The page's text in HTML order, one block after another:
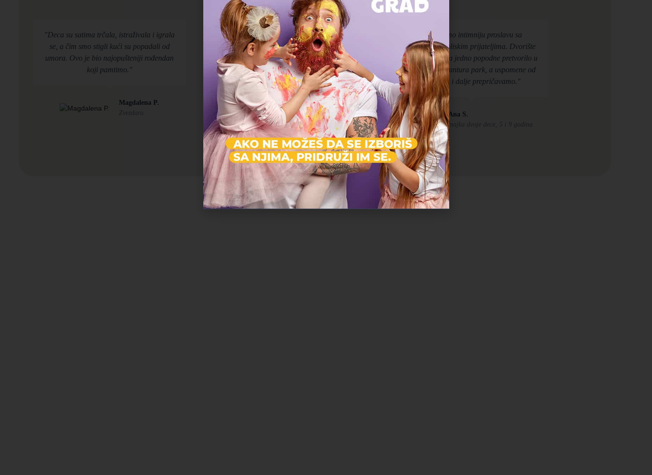
"Deca su satima trčala, istraživala i igrala
se, a čim smo stigli kući su popadali od
umora. Ovo je bio najopušteniji rođendan
koji pamtimo."
Magdalena P.
Zvezdara
"Najveća prednost bila je što nismo morali
nigde da mrdnemo. Rođendan je
organizovan u parku blizu naše zgrade,
deca su se igrala satima, a komšije i
prijatelji su mogli lako da nam se pridruže.
Baš jednostavno, opušteno i bez stresa."
Marko R.
tatasaurus
"Želeli smo intimniju proslavu sa
porodicom i bliskim prijateljima. Dvorište
vikendice se na jedno popodne pretvorilo u
pravi mali avantura park, a uspomene od
tog dana i dalje prepričavamo."
Ana S.
majka dvoje dece, 5 i 9 godina